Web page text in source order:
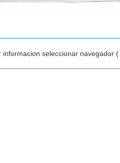
seleccionar navegador (